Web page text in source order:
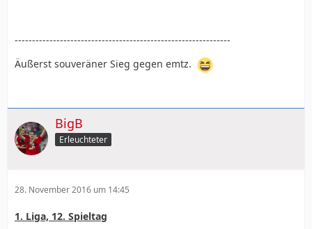
--------------------------------------------------------------
Äußerst souveräner Sieg gegen emtz.
BigB
Erleuchteter
28. November 2016 um 14:45
1. Liga, 12. Spieltag